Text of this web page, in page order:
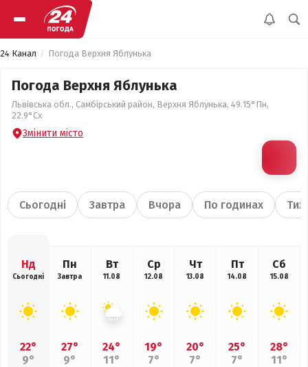
24 Канал Погода Верхня Яблунька
Погода Верхня Яблунька
Львівська обл., Самбірський район, Верхня Яблунька, 49.15°Пн,
22.9°Сх
Змінити місто
Сьогодні Завтра Вчора По годинах
Нд
Сьогодні
22°
9°
Пн
Завтра
27°
9°
Вт
11.08
24°
11°
Ср
12.08
19°
7°
Чт
13.08
20°
7°
Пт
14.08
25°
7°
Сб
15.08
28°
11°